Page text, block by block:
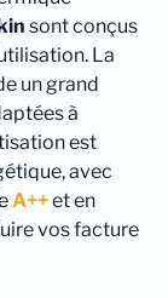
sont conçus
La
un grand
à
est
avec
A++et en
vos facture